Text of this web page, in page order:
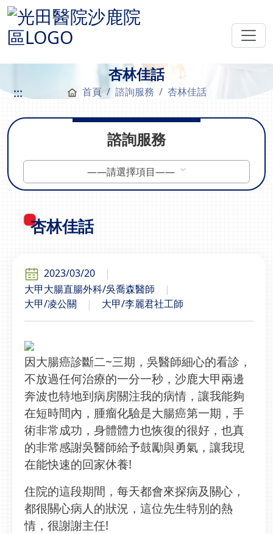
杏林佳話
::: 首頁 諮詢服務 杏林佳話
諮詢服務
——請選擇項目——
杏林佳話
2023/03/20
大甲大腸直腸外科/吳喬森醫師
大甲/凌公關
大甲/李麗君社工師
因大腸癌診斷二~三期，吳醫師細心的看診，
不放過任何治療的一分一秒，沙鹿大甲兩邊
奔波也特地到病房關注我的病情，讓我能夠
在短時間內，腫瘤化驗是大腸癌第一期，手
術非常成功，身體體力也恢復的很好，也真
的非常感謝吳醫師給予鼓勵與勇氣，讓我現
在能快速的回家休養!
住院的這段期間，每天都會來探病及關心，
都很關心病人的狀況，這位先生特別的熱
情，很謝謝主任!